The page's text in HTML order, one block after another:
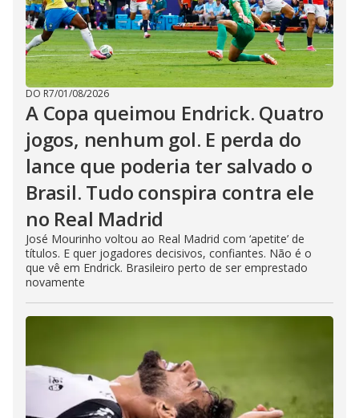
DO R7/01/08/2026
A Copa queimou Endrick. Quatro
jogos, nenhum gol. E perda do
lance que poderia ter salvado o
Brasil. Tudo conspira contra ele
no Real Madrid
José Mourinho voltou ao Real Madrid com ‘apetite’ de
títulos. E quer jogadores decisivos, confiantes. Não é o
que vê em Endrick. Brasileiro perto de ser emprestado
novamente